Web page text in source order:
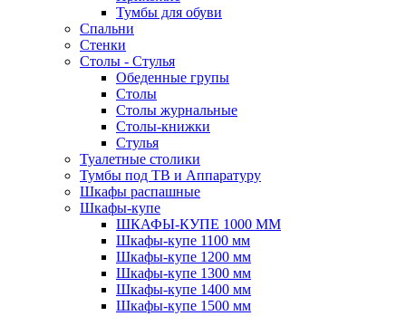
Тумбы для обуви
Спальни
Стенки
Столы - Стулья
Обеденные групы
Столы
Столы журнальные
Столы-книжки
Стулья
Туалетные столики
Тумбы под ТВ и Аппаратуру
Шкафы распашные
Шкафы-купе
ШКАФЫ-КУПЕ 1000 ММ
Шкафы-купе 1100 мм
Шкафы-купе 1200 мм
Шкафы-купе 1300 мм
Шкафы-купе 1400 мм
Шкафы-купе 1500 мм